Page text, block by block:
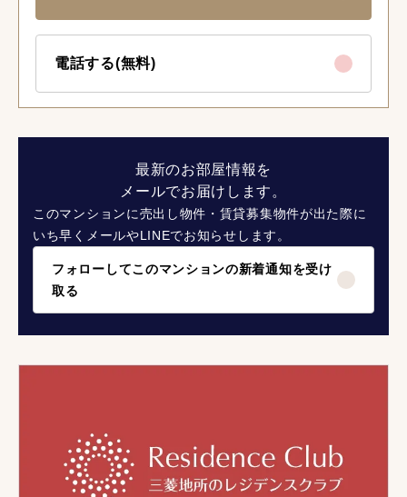
電話する(無料)
最新のお部屋情報を
メールでお届けします。
このマンションに売出し物件・賃貸募集物件が出た際に
いち早くメールやLINEでお知らせします。
フォローしてこのマンションの新着通知を受け
取る